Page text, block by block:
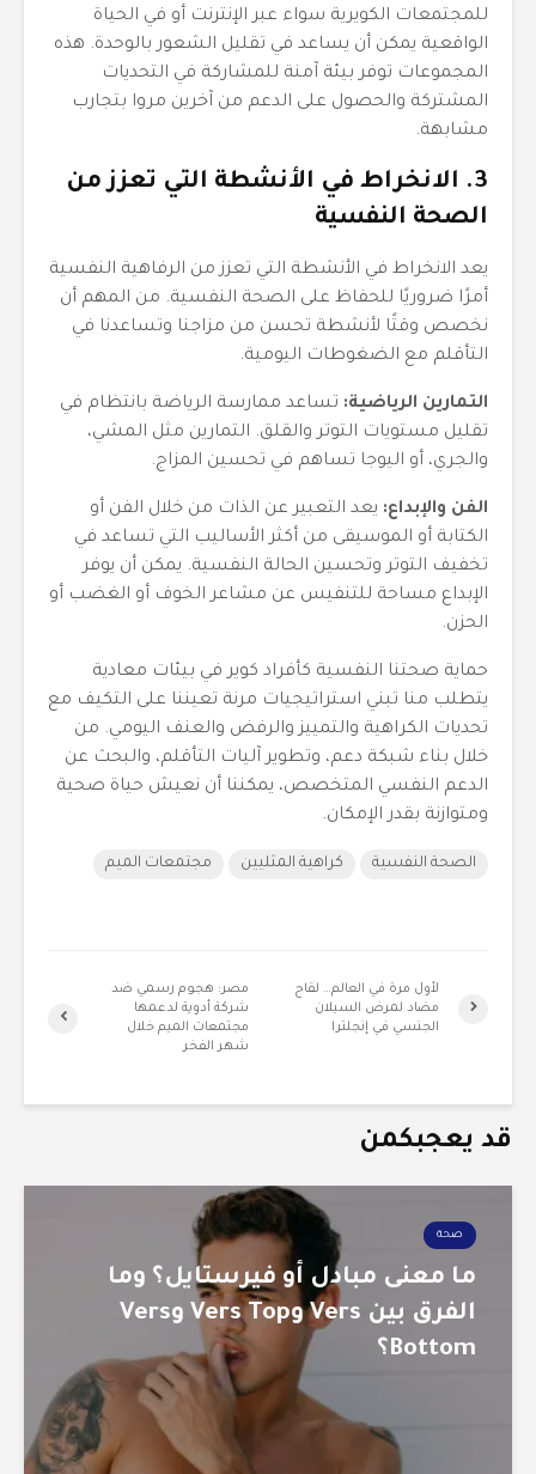
للمجتمعات الكويرية سواء عبر الإنترنت أو في الحياة
الواقعية يمكن أن يساعد في تقليل الشعور بالوحدة. هذه
المجموعات توفر بيئة آمنة للمشاركة في التحديات
المشتركة والحصول على الدعم من آخرين مروا بتجارب
مشابهة.
3. الانخراط في الأنشطة التي تعزز من
الصحة النفسية
يعد الانخراط في الأنشطة التي تعزز من الرفاهية النفسية
أمرًا ضروريًا للحفاظ على الصحة النفسية. من المهم أن
نخصص وقتًا لأنشطة تحسن من مزاجنا وتساعدنا في
التأقلم مع الضغوطات اليومية.
التمارين الرياضية: تساعد ممارسة الرياضة بانتظام في
تقليل مستويات التوتر والقلق. التمارين مثل المشي،
والجري، أو اليوجا تساهم في تحسين المزاج.
الفن والإبداع: يعد التعبير عن الذات من خلال الفن أو
الكتابة أو الموسيقى من أكثر الأساليب التي تساعد في
تخفيف التوتر وتحسين الحالة النفسية. يمكن أن يوفر
الإبداع مساحة للتنفيس عن مشاعر الخوف أو الغضب أو
الحزن.
حماية صحتنا النفسية كأفراد كوير في بيئات معادية
يتطلب منا تبني استراتيجيات مرنة تعيننا على التكيف مع
تحديات الكراهية والتمييز والرفض والعنف اليومي. من
خلال بناء شبكة دعم، وتطوير آليات التأقلم، والبحث عن
الدعم النفسي المتخصص، يمكننا أن نعيش حياة صحية
ومتوازنة بقدر الإمكان.
الصحة النفسية كراهية المثليين مجتمعات الميم
مصر: هجوم رسمي ضد
شركة أدوية لدعمها
مجتمعات الميم خلال
شهر الفخر
لأول مرة في العالم… لقاح
مضاد لمرض السيلان
الجنسي في إنجلترا
قد يعجبكمن
صحة
ما معنى مبادل أو فيرستايل؟ وما
الفرق بين Vers وVers Top وVers
Bottom؟